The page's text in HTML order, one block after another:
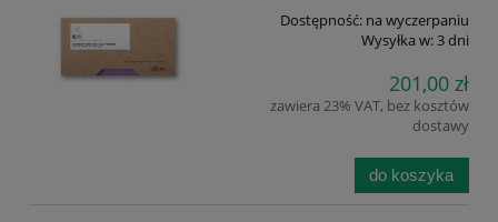
Dostępność: na wyczerpaniu
Wysyłka w: 3 dni
201,00 zł
zawiera 23% VAT, bez kosztów
dostawy
do koszyka